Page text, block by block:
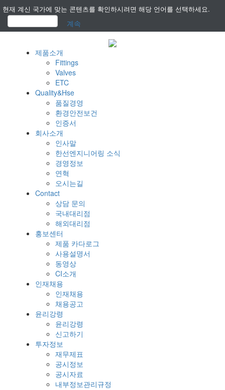
현재 계신 국가에 맞는 콘텐츠를 확인하시려면 해당 언어를 선택하세요.
계속
제품소개
Fittings
Valves
ETC
Quality&Hse
품질경영
환경안전보건
인증서
회사소개
인사말
한선엔지니어링 소식
경영정보
연혁
오시는길
Contact
상담 문의
국내대리점
해외대리점
홍보센터
제품 카다로그
사용설명서
동영상
CI소개
인재채용
인재채용
채용공고
윤리강령
윤리강령
신고하기
투자정보
재무제표
공시정보
공시자료
내부정보관리규정